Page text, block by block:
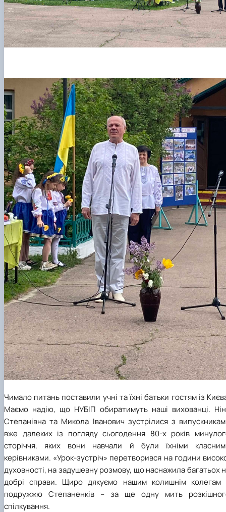
Чимало питань поставили учні та їхні батьки гостям із
Маємо надію, що НУБІП обиратимуть наші вихованці.
Степанівна та Микола Іванович зустрілися з
вже далеких із погляду сьогодення 80-х років
сторіччя, яких вони навчали й були їхніми
керівниками. «Урок-зустріч» перетворився на години
духовності, на задушевну розмову, що наснажила багатьох
добрі справи. Щиро дякуємо нашим колишнім колегам
подружжю Степаненків – за ще одну мить
спілкування.